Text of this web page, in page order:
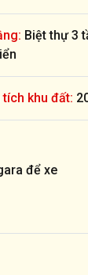
Biệt thự 3
tích khu đất:
để xe